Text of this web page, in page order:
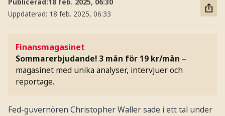
Publicerad:18 feb. 2025, 06:30
Uppdaterad: 18 feb. 2025, 06:33
Finansmagasinet
Sommarerbjudande! 3 mån för 19 kr/mån –
magasinet med unika analyser, intervjuer och
reportage.
Fed-guvernören Christopher Waller sade i ett tal under